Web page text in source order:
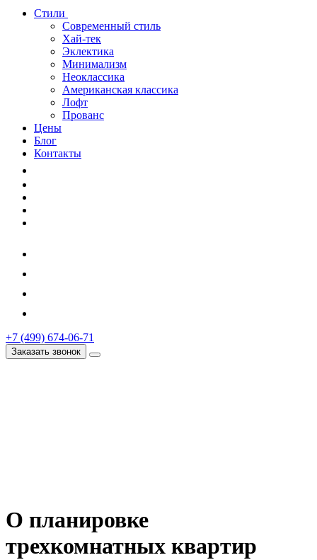
Стили
Современный стиль
Хай-тек
Эклектика
Минимализм
Неоклассика
Американская классика
Лофт
Прованс
Цены
Блог
Контакты
+7 (499) 674-06-71
Заказать звонок
О планировке
трехкомнатных квартир